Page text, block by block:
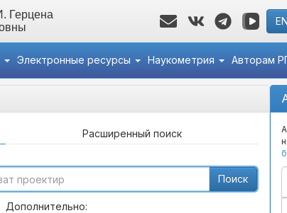
Герцена
EN
Электронные ресурсы Наукометрия Авторам
Расширенный поиск
Поиск
Дополнительно: